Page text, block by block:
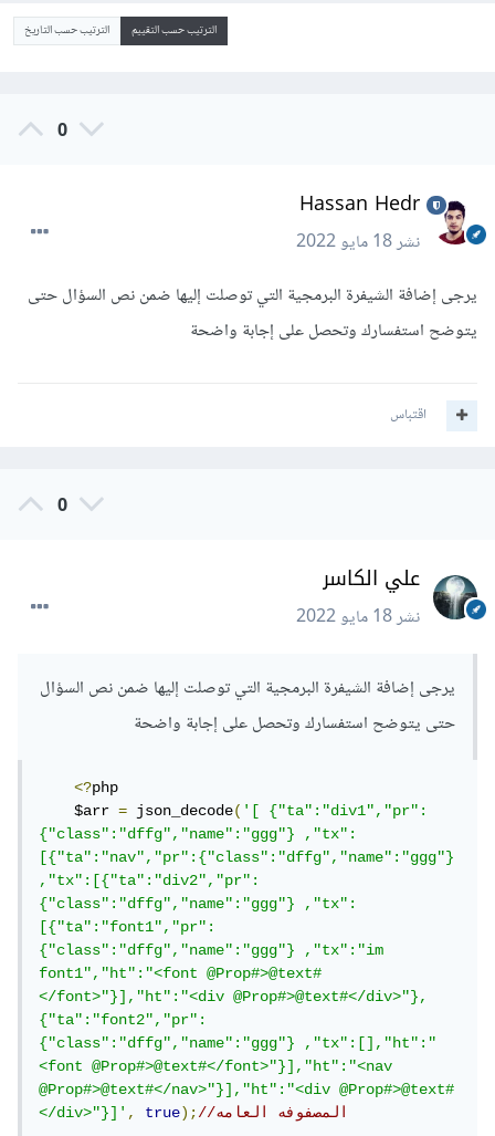
الترتيب حسب التقييم الترتيب حسب التاريخ
0
Hassan Hedr
نشر18 مايو 2022
يرجى إضافة الشيفرة البرمجية التي توصلت إليها ضمن نص السؤال حتى
يتوضح استفسارك وتحصل على إجابة واضحة
اقتباس
0
علي الكاسر
نشر18 مايو 2022
يرجى إضافة الشيفرة البرمجية التي توصلت إليها ضمن نص السؤال
حتى يتوضح استفسارك وتحصل على إجابة واضحة
<?php
$arr = json_decode('[ {"ta":"div1","pr":
{"class":"dffg","name":"ggg"} ,"tx":
[{"ta":"nav","pr":{"class":"dffg","name":"ggg"}
,"tx":[{"ta":"div2","pr":
{"class":"dffg","name":"ggg"} ,"tx":
[{"ta":"font1","pr":
{"class":"dffg","name":"ggg"} ,"tx":"im
font1","ht":"<font @Prop#>@text#
</font>"}],"ht":"<div @Prop#>@text#</div>"},
{"ta":"font2","pr":
{"class":"dffg","name":"ggg"} ,"tx":[],"ht":"
<font @Prop#>@text#</font>"}],"ht":"<nav
@Prop#>@text#</nav>"}],"ht":"<div @Prop#>@text#
</div>"}]', true); //المصفوفه العامه